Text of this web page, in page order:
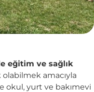
eğitim ve sağlık
olabilmek amacıyla
yurt ve bakımevi